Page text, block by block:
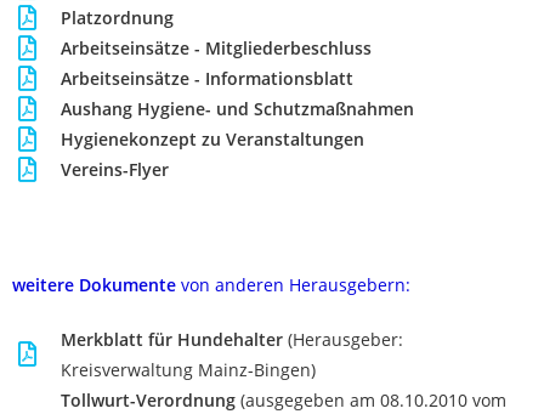
Platzordnung
Arbeitseinsätze - Mitgliederbeschluss
Arbeitseinsätze - Informationsblatt
Aushang Hygiene- und Schutzmaßnahmen
Hygienekonzept zu Veranstaltungen
Vereins-Flyer
weitere Dokumente von anderen Herausgebern:
Merkblatt für Hundehalter (Herausgeber:
Kreisverwaltung Mainz-Bingen)
Tollwurt-Verordnung (ausgegeben am 08.10.2010 vom